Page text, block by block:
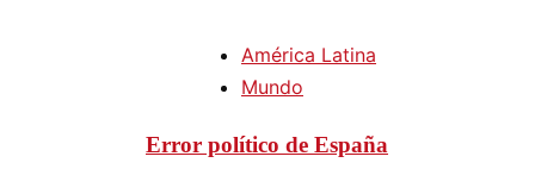
América Latina
Mundo
Error político de España